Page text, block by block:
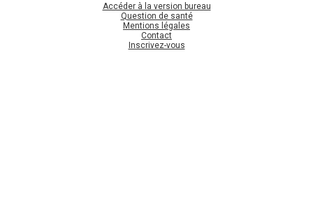
Accéder à la version bureau
Question de santé
Mentions légales
Contact
Inscrivez-vous